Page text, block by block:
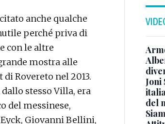
anche qualche
perché priva di
con le altre
mostra alle
Rovereto nel 2013.
stesso Villa, era
del messinese,
Giovanni Bellini,
Joni
del